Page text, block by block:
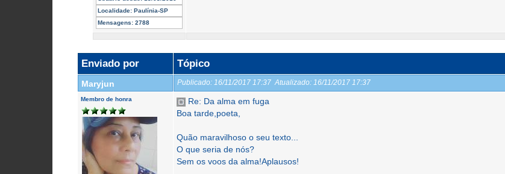
Localidade: Paulínia-SP
Mensagens: 2788
Enviado por Tópico
Maryjun Publicado: 16/11/2017 17:37 Atualizado: 16/11/2017 17:37
Membro de honra
Re: Da alma em fuga
Boa tarde,poeta,
Quão maravilhoso o seu texto...
O que seria de nós?
Sem os voos da alma!Aplausos!